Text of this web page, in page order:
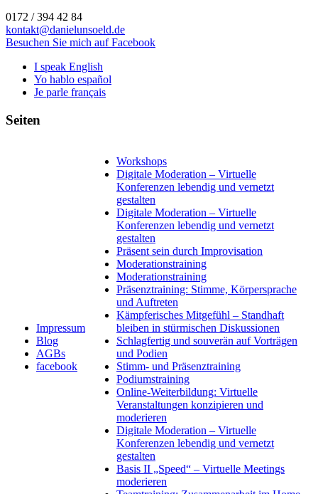
0172 / 394 42 84
kontakt@danielunsoeld.de
Besuchen Sie mich auf Facebook
I speak English
Yo hablo español
Je parle français
Seiten
Impressum
Blog
AGBs
facebook
Workshops
Digitale Moderation – Virtuelle
Konferenzen lebendig und vernetzt
gestalten
Digitale Moderation – Virtuelle
Konferenzen lebendig und vernetzt
gestalten
Präsent sein durch Improvisation
Moderationstraining
Moderationstraining
Präsenztraining: Stimme, Körpersprache
und Auftreten
Kämpferisches Mitgefühl – Standhaft
bleiben in stürmischen Diskussionen
Schlagfertig und souverän auf Vorträgen
und Podien
Stimm- und Präsenztraining
Podiumstraining
Online-Weiterbildung: Virtuelle
Veranstaltungen konzipieren und
moderieren
Digitale Moderation – Virtuelle
Konferenzen lebendig und vernetzt
gestalten
Basis II „Speed“ – Virtuelle Meetings
moderieren